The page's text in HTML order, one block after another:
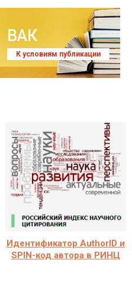
ВАК
К условиям публикации
Идентификатор AuthorID и
SPIN-код автора в РИНЦ